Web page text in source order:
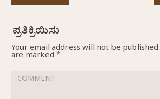
Your email address will not be published.
are marked *